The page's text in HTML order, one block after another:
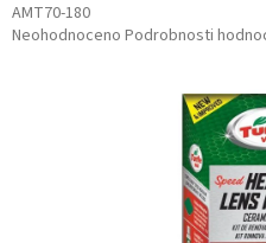
AMT70-180
Průměrné
Neohodnoceno Podrobnosti